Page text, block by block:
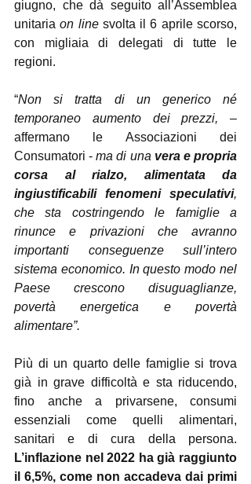
giugno, che dà seguito all’Assemblea
unitaria on line svolta il 6 aprile scorso,
con migliaia di delegati di tutte le
regioni.
“Non si tratta di un generico né
temporaneo aumento dei prezzi, –
affermano le Associazioni dei
Consumatori - ma di una vera e propria
corsa al rialzo, alimentata da
ingiustificabili fenomeni speculativi,
che sta costringendo le famiglie a
rinunce e privazioni che avranno
importanti conseguenze sull’intero
sistema economico. In questo modo nel
Paese crescono disuguaglianze,
povertà energetica e povertà
alimentare”.
Più di un quarto delle famiglie si trova
già in grave difficoltà e sta riducendo,
fino anche a privarsene, consumi
essenziali come quelli alimentari,
L’inflazione nel 2022 ha già raggiunto
il 6,5%, come non accadeva dai primi